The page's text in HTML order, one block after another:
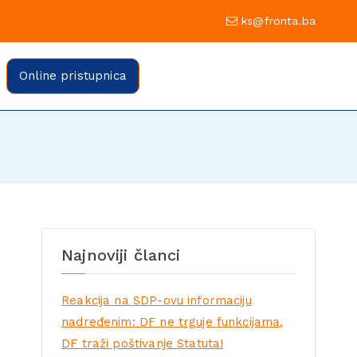
Sarajevo ks@fronta.ba
fronte Sarajevo
Online pristupnica
Najnoviji članci
Reakcija na SDP-ovu informaciju
nadređenim: DF ne trguje funkcijama,
DF traži poštivanje Statuta!